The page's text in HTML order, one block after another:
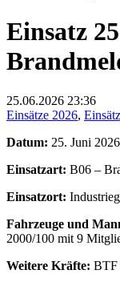
Einsatz
25.06.2026 23:36
Einsätze 2026,
Datum: 25. Juni
Einsatzart: B06 –
Einsatzort:
Fahrzeuge und
2000/100 mit 9
Weitere Kräfte: BTF